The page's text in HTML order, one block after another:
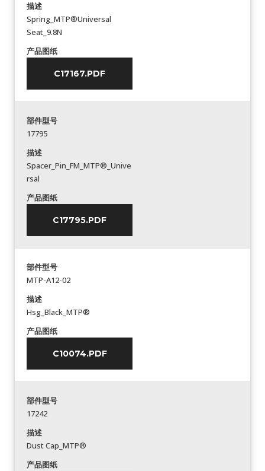
描述
Spring_MTP®Universal
Seat_9.8N
产品图纸
C17167.PDF
部件型号
17795
描述
Spacer_Pin_FM_MTP®_Unive
rsal
产品图纸
C17795.PDF
部件型号
MTP-A12-02
描述
Hsg_Black_MTP®
产品图纸
C10074.PDF
部件型号
17242
描述
Dust Cap_MTP®
产品图纸